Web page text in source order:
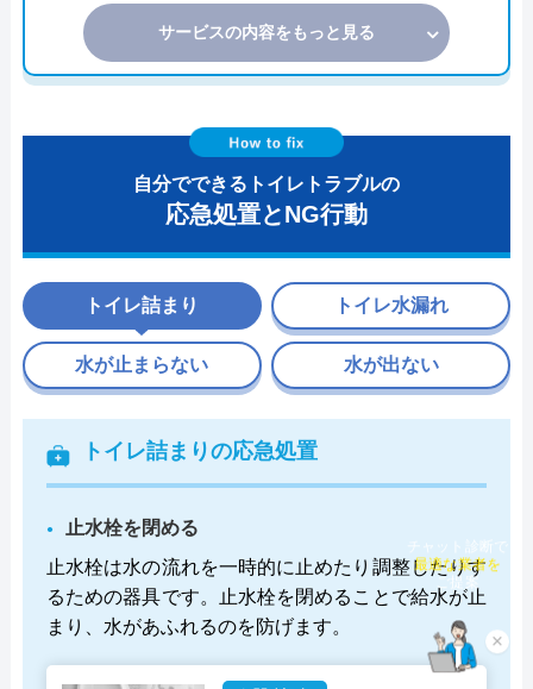
サービスの内容をもっと見る
自分でできるトイレトラブルの
応急処置とNG行動
トイレ詰まり
トイレ詰まりの応急処置
止水栓を閉める
止水栓は水の流れを一時的に止めたり調整したりす
るための器具です。止水栓を閉めることで給水が止
まり、水があふれるのを防げます。
トイレ水漏れ
水が止まらない 水が出ない
×
チャット診断で
最適な業者を
ご提案